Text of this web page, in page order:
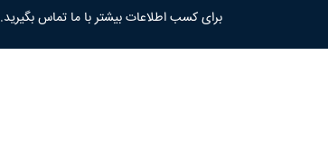
برای کسب اطلاعات بیشتر با ما تماس بگیرید.